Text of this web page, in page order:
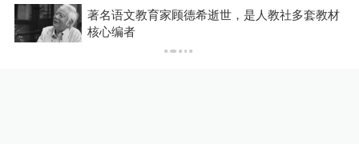
著名语文教育家顾德希逝世，是人教社多套教材
核心编者
沪ICP证：沪B2-20170116 | 沪ICP备14003370号
互联网新闻信息服务许可证：31120170006
沪公网安备 31010602000299号